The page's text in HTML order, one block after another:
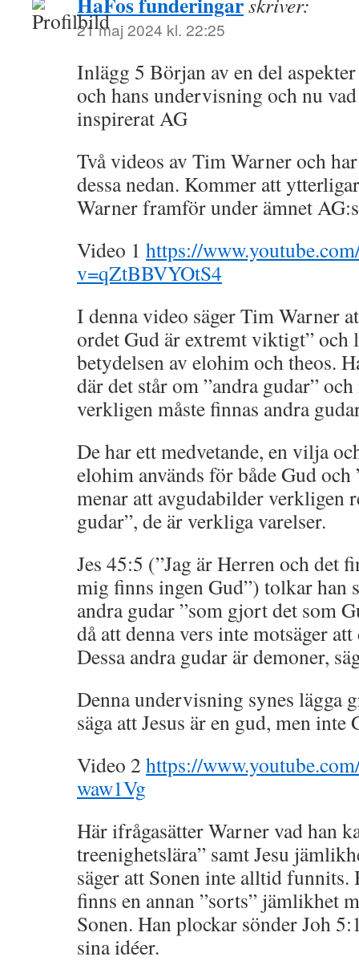
21 maj 2024 kl. 22:25
Inlägg 5 Början av en del
och hans undervisning och nu
inspirerat AG
Två videos av Tim Warner och
dessa nedan. Kommer att
Warner framför under ämnet
Video 1 https://
v=qZtBBVYOtS4
I denna video säger Tim Warner
ordet Gud är extremt viktigt” och
betydelsen av elohim och theos.
där det står om ”andra gudar”
verkligen måste finnas andra
De har ett medvetande, en vilja
elohim används för både Gud och
menar att avgudabilder verkligen
gudar”, de är verkliga varelser.
Jes 45:5 (”Jag är Herren och det
mig finns ingen Gud”) tolkar han
andra gudar ”som gjort det som
då att denna vers inte motsäger
Dessa andra gudar är demoner,
Denna undervisning synes lägga
säga att Jesus är en gud, men inte
Video 2 https://
waw1Vg
Här ifrågasätter Warner vad han
treenighetslära” samt Jesu
säger att Sonen inte alltid funnits.
finns en annan ”sorts” jämlikhet
Sonen. Han plockar sönder Joh
sina idéer.